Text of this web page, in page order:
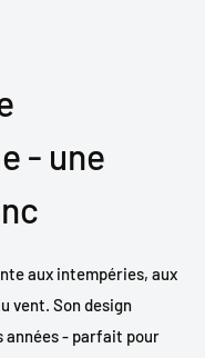
- une
aux intempéries, aux
vent. Son design
années - parfait pour